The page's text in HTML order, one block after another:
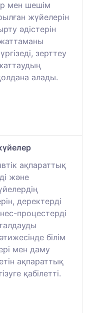
мен шешім
жүйелерін
әдістерін
зерттеу
алады.
ақпараттық
және
деректерді
процестерді
білім
мен даму
ақпараттық
қабілетті.